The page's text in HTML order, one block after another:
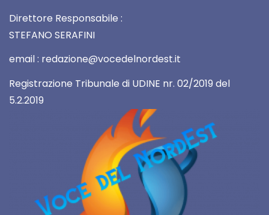
Direttore Responsabile :
STEFANO SERAFINI
email : redazione@vocedelnordest.it
Registrazione Tribunale di UDINE nr. 02/2019 del
5.2.2019